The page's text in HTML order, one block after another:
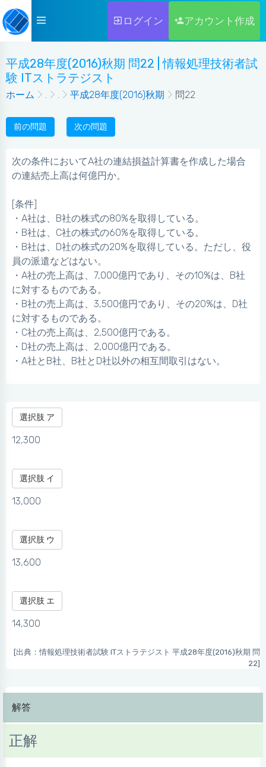
ログイン アカウント作成
平成28年度(2016)秋期 問22 | 情報処理技術者試
験 ITストラテジスト
ホーム . . 平成28年度(2016)秋期 問22
前の問題 次の問題
次の条件においてA社の連結損益計算書を作成した場合
の連結売上高は何億円か。
[条件]
・A社は、B社の株式の80%を取得している。
・B社は、C社の株式の60%を取得している。
・B社は、D社の株式の20%を取得している。ただし、役
員の派遣などはない。
・A社の売上高は、7,000億円であり、その10%は、B社
に対するものである。
・B社の売上高は、3,500億円であり、その20%は、D社
に対するものである。
・C社の売上高は、2,500億円である。
・D社の売上高は、2,000億円である。
・A社とB社、B社とD社以外の相互間取引はない。
選択肢 ア
12,300
選択肢 イ
13,000
選択肢 ウ
13,600
選択肢 エ
14,300
[出典：情報処理技術者試験 ITストラテジスト 平成28年度(2016)秋期 問
22]
解答
正解